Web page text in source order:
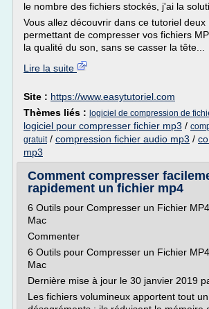
le nombre des fichiers stockés, j'ai la
Vous allez découvrir dans ce tutoriel deux
permettant de compresser vos fichiers
la qualité du son, sans se casser la tête...
Lire la suite
Site : https://www.easytutoriel.com
Thèmes liés : logiciel de compression de
logiciel pour compresser fichier mp3 /
gratuit/ compression fichier audio mp3 /
mp3
Comment compresser
rapidement un fichier mp4
6 Outils pour Compresser un Fichier
Mac
Commenter
6 Outils pour Compresser un Fichier
Mac
Dernière mise à jour le 30 janvier 2019
Les fichiers volumineux apportent tout